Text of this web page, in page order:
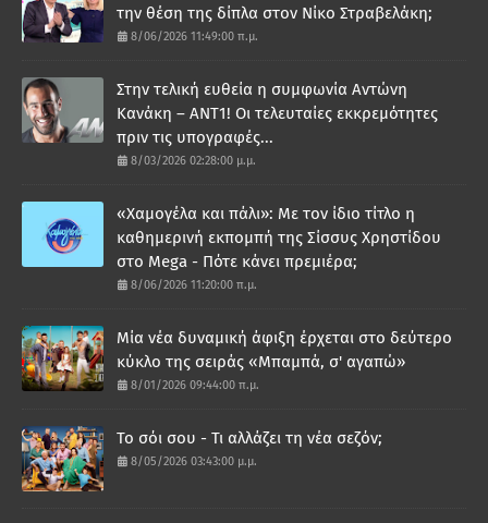
την θέση της δίπλα στον Νίκο Στραβελάκη;
8/06/2026 11:49:00 π.μ.
Στην τελική ευθεία η συμφωνία Αντώνη
Κανάκη – ΑΝΤ1! Οι τελευταίες εκκρεμότητες
πριν τις υπογραφές...
8/03/2026 02:28:00 μ.μ.
«Χαμογέλα και πάλι»: Με τον ίδιο τίτλο η
καθημερινή εκπομπή της Σίσσυς Χρηστίδου
στο Mega - Πότε κάνει πρεμιέρα;
8/06/2026 11:20:00 π.μ.
Μία νέα δυναμική άφιξη έρχεται στο δεύτερο
κύκλο της σειράς «Μπαμπά, σ' αγαπώ»
8/01/2026 09:44:00 π.μ.
Το σόι σου - Τι αλλάζει τη νέα σεζόν;
8/05/2026 03:43:00 μ.μ.